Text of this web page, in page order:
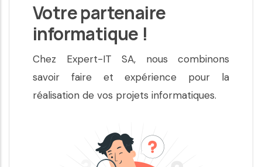
Votre partenaire
informatique !
Chez Expert-IT SA, nous combinons
savoir faire et expérience pour la
réalisation de vos projets informatiques.